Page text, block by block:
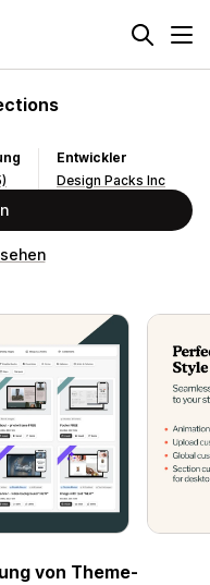
Entwickler
Design Packs Inc
von Theme-